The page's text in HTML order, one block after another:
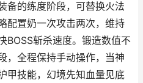
备的练度阶段，可替换火法
配置奶一次攻击两次，维持
BOSS斩杀速度。锻造数值不
，全程保持手动操作，当神
甲技能，幻境先知血量见底